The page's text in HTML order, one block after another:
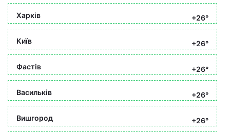
Харків +26°
Київ +26°
Фастів +26°
Васильків +26°
Вишгород +26°